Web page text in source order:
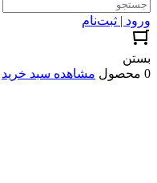
ورود | ثبت‌نام
بستن
0 محصول
مشاهده سبد خرید